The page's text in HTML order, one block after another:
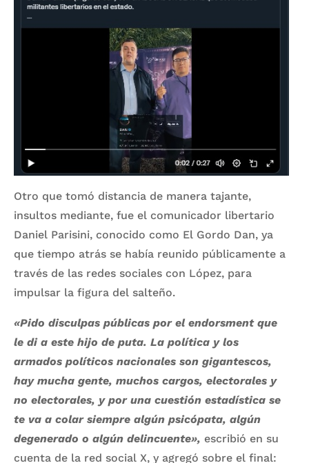
Otro que tomó distancia de manera tajante,
insultos mediante, fue el comunicador libertario
Daniel Parisini, conocido como El Gordo Dan, ya
que tiempo atrás se había reunido públicamente a
través de las redes sociales con López, para
impulsar la figura del salteño.
«Pido disculpas públicas por el endorsment que
le di a este hijo de puta. La política y los
armados políticos nacionales son gigantescos,
hay mucha gente, muchos cargos, electorales y
no electorales, y por una cuestión estadística se
te va a colar siempre algún psicópata, algún
degenerado o algún delincuente», escribió en su
cuenta de la red social X, y agregó sobre el final: